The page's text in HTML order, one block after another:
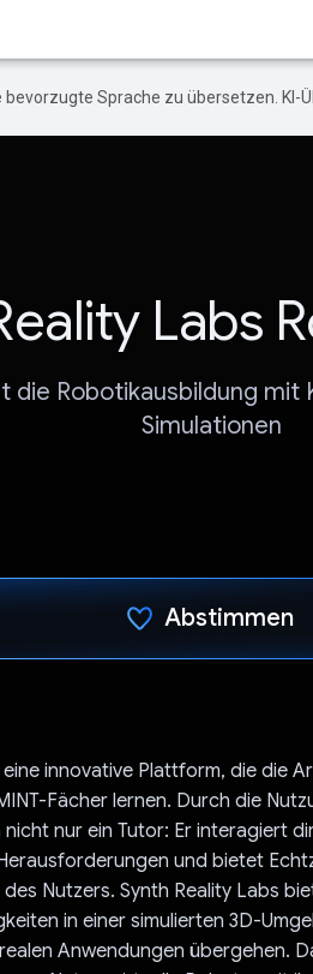
Sprache zu übersetzen. KI-
Labs
die Robotikausbildung
Simulationen
Abstimmen
innovative Plattform, die die
Fächer lernen. Durch die
nur ein Tutor: Er interagiert
und bietet
Nutzers. Synth Reality Labs
in einer simulierten 3D-
Anwendungen übergehen.